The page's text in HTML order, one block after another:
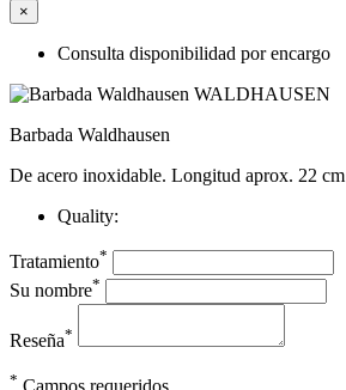
×
Consulta disponibilidad por encargo
Barbada Waldhausen
De acero inoxidable. Longitud aprox. 22 cm
Quality:
Tratamiento*
Su nombre*
Reseña*
*